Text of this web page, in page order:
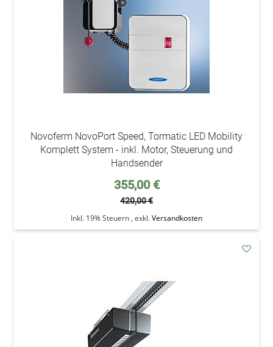
Novoferm NovoPort Speed, Tormatic LED Mobility
Komplett System - inkl. Motor, Steuerung und
Handsender
Sonderpreis
355,00 €
420,00 €
Inkl. 19% Steuern , exkl.Versandkosten